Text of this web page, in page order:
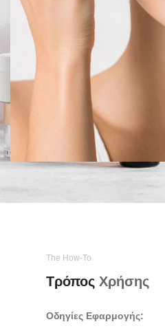
The How-To
Τρόπος Χρήσης
Οδηγίες Εφαρμογής: